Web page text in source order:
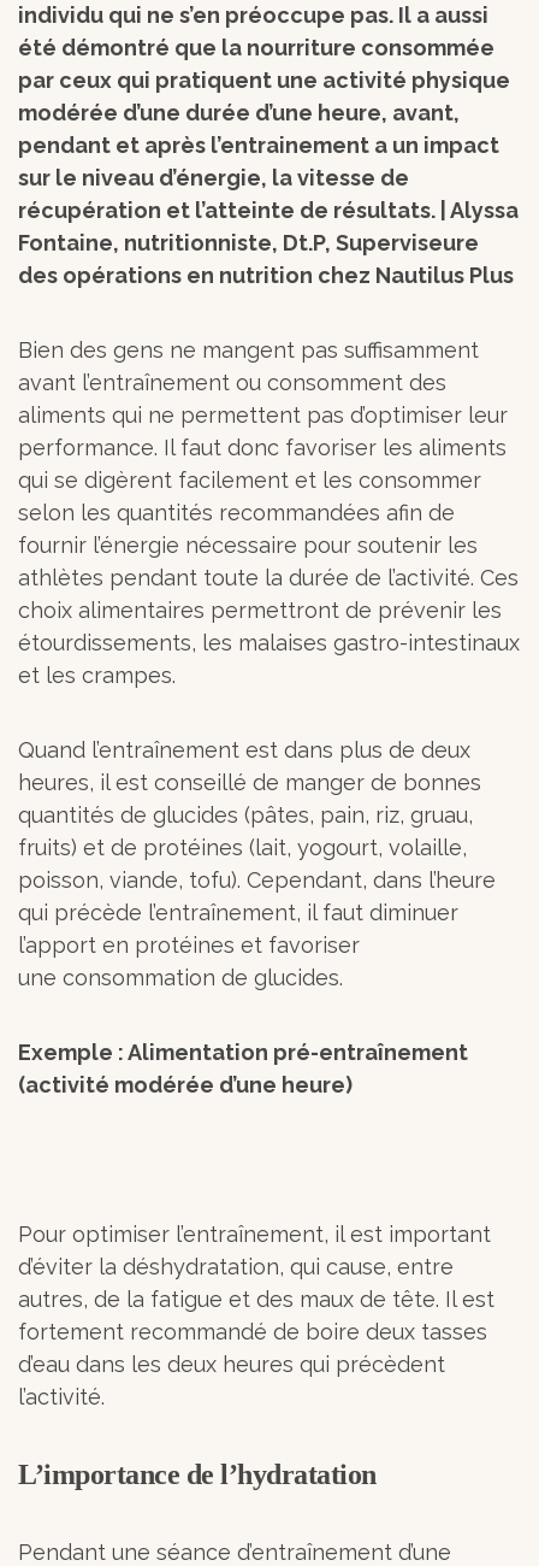
individu qui ne s’en préoccupe pas. Il a aussi
été démontré que la nourriture consommée
par ceux qui pratiquent une activité physique
modérée d’une durée d’une heure, avant,
pendant et après l’entrainement a un impact
sur le niveau d’énergie, la vitesse de
récupération et l’atteinte de résultats. | Alyssa
Fontaine, nutritionniste, Dt.P, Superviseure
des opérations en nutrition chez Nautilus Plus
Bien des gens ne mangent pas suffisamment
avant l’entraînement ou consomment des
aliments qui ne permettent pas d’optimiser leur
performance. Il faut donc favoriser les aliments
qui se digèrent facilement et les consommer
selon les quantités recommandées afin de
fournir l’énergie nécessaire pour soutenir les
athlètes pendant toute la durée de l’activité. Ces
choix alimentaires permettront de prévenir les
étourdissements, les malaises gastro-intestinaux
et les crampes.
Quand l’entraînement est dans plus de deux
heures, il est conseillé de manger de bonnes
quantités de glucides (pâtes, pain, riz, gruau,
fruits) et de protéines (lait, yogourt, volaille,
poisson, viande, tofu). Cependant, dans l’heure
qui précède l’entraînement, il faut diminuer
l’apport en protéines et favoriser
une consommation de glucides.
Exemple : Alimentation pré-entraînement
(activité modérée d’une heure)
Pour optimiser l’entraînement, il est important
d’éviter la déshydratation, qui cause, entre
autres, de la fatigue et des maux de tête. Il est
fortement recommandé de boire deux tasses
d’eau dans les deux heures qui précèdent
l’activité.
L’importance de l’hydratation
Pendant une séance d’entraînement d’une